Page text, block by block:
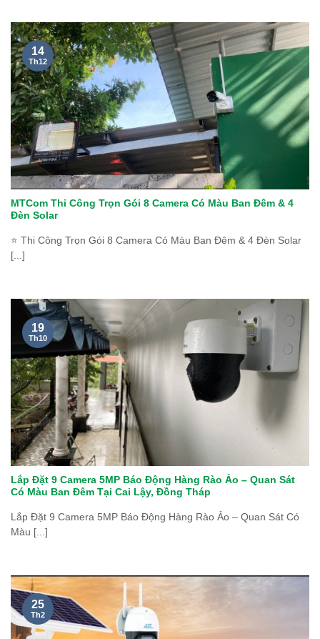
MTCom Thi Công Trọn Gói 8 Camera Có Màu Ban Đêm & 4
Đèn Solar
⭐ Thi Công Trọn Gói 8 Camera Có Màu Ban Đêm & 4 Đèn Solar
[...]
14
Th12
Lắp Đặt 9 Camera 5MP Báo Động Hàng Rào Ảo – Quan Sát
Có Màu Ban Đêm Tại Cai Lậy, Đồng Tháp
Lắp Đặt 9 Camera 5MP Báo Động Hàng Rào Ảo – Quan Sát Có
Màu [...]
19
Th10
25
Th2